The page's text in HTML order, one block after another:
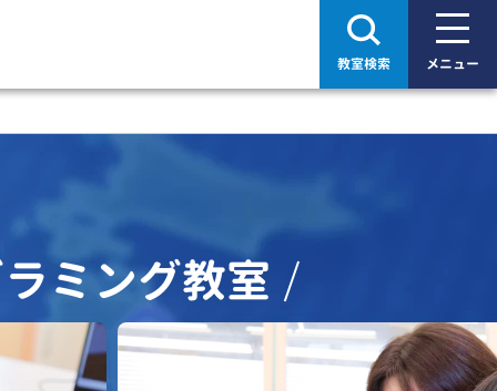
教室検索 メニュー
ミング教室